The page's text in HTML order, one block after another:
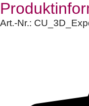
Art.-Nr.: